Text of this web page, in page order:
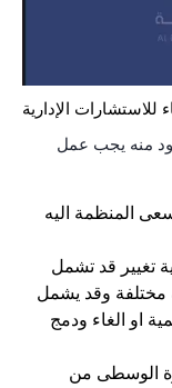
للاستشارات الإدارية
منه يجب عمل
المنظمة اليه
تغيير قد تشمل
مختلفة وقد يشمل
او الغاء ودمج
الوسطى من